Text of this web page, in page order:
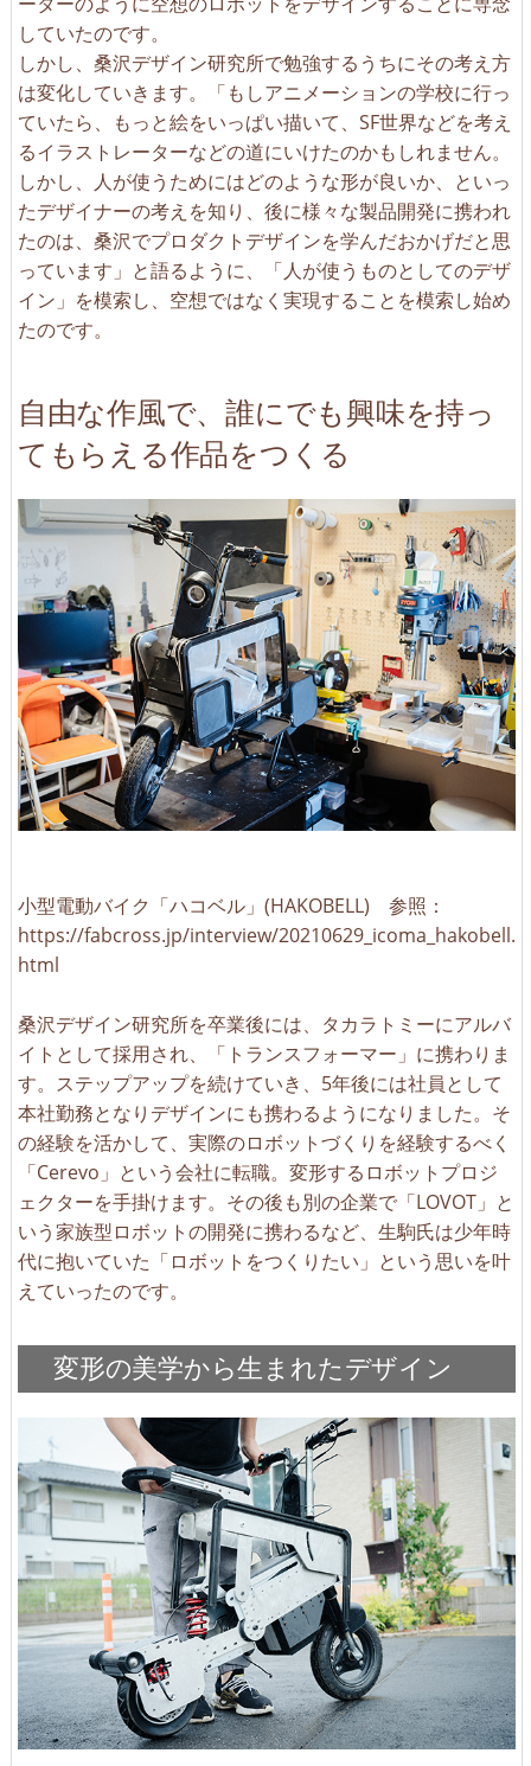
していたのです。
しかし、桑沢デザイン研究所で勉強するうちにその考え方
は変化していきます。「もしアニメーションの学校に行っ
ていたら、もっと絵をいっぱい描いて、SF世界などを考え
るイラストレーターなどの道にいけたのかもしれません。
しかし、人が使うためにはどのような形が良いか、といっ
たデザイナーの考えを知り、後に様々な製品開発に携われ
たのは、桑沢でプロダクトデザインを学んだおかげだと思
っています」と語るように、「人が使うものとしてのデザ
イン」を模索し、空想ではなく実現することを模索し始め
たのです。
自由な作風で、誰にでも興味を持っ
てもらえる作品をつくる
小型電動バイク「ハコベル」(HAKOBELL) 参照：
https://fabcross.jp/interview/20210629_icoma_hakobell.
html
桑沢デザイン研究所を卒業後には、タカラトミーにアルバ
イトとして採用され、「トランスフォーマー」に携わりま
す。ステップアップを続けていき、5年後には社員として
本社勤務となりデザインにも携わるようになりました。そ
の経験を活かして、実際のロボットづくりを経験するべく
「Cerevo」という会社に転職。変形するロボットプロジ
ェクターを手掛けます。その後も別の企業で「LOVOT」と
いう家族型ロボットの開発に携わるなど、生駒氏は少年時
代に抱いていた「ロボットをつくりたい」という思いを叶
えていったのです。
変形の美学から生まれたデザイン